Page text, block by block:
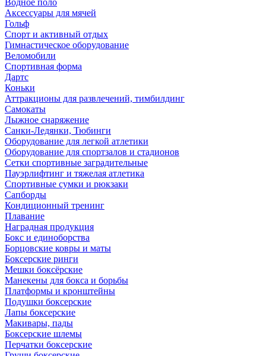
Водное поло
Аксессуары для мячей
Гольф
Спорт и активный отдых
Гимнастическое оборудование
Веломобили
Спортивная форма
Дартс
Коньки
Аттракционы для развлечений, тимбилдинг
Самокаты
Лыжное снаряжение
Санки-Ледянки, Тюбинги
Оборудование для легкой атлетики
Оборудование для спортзалов и стадионов
Сетки спортивные заградительные
Пауэрлифтинг и тяжелая атлетика
Спортивные сумки и рюкзаки
Сапборды
Кондиционный тренинг
Плавание
Наградная продукция
Бокс и единоборства
Борцовские ковры и маты
Боксерские ринги
Мешки боксёрские
Манекены для бокса и борьбы
Платформы и кронштейны
Подушки боксерские
Лапы боксерские
Макивары, пады
Боксерские шлемы
Перчатки боксерские